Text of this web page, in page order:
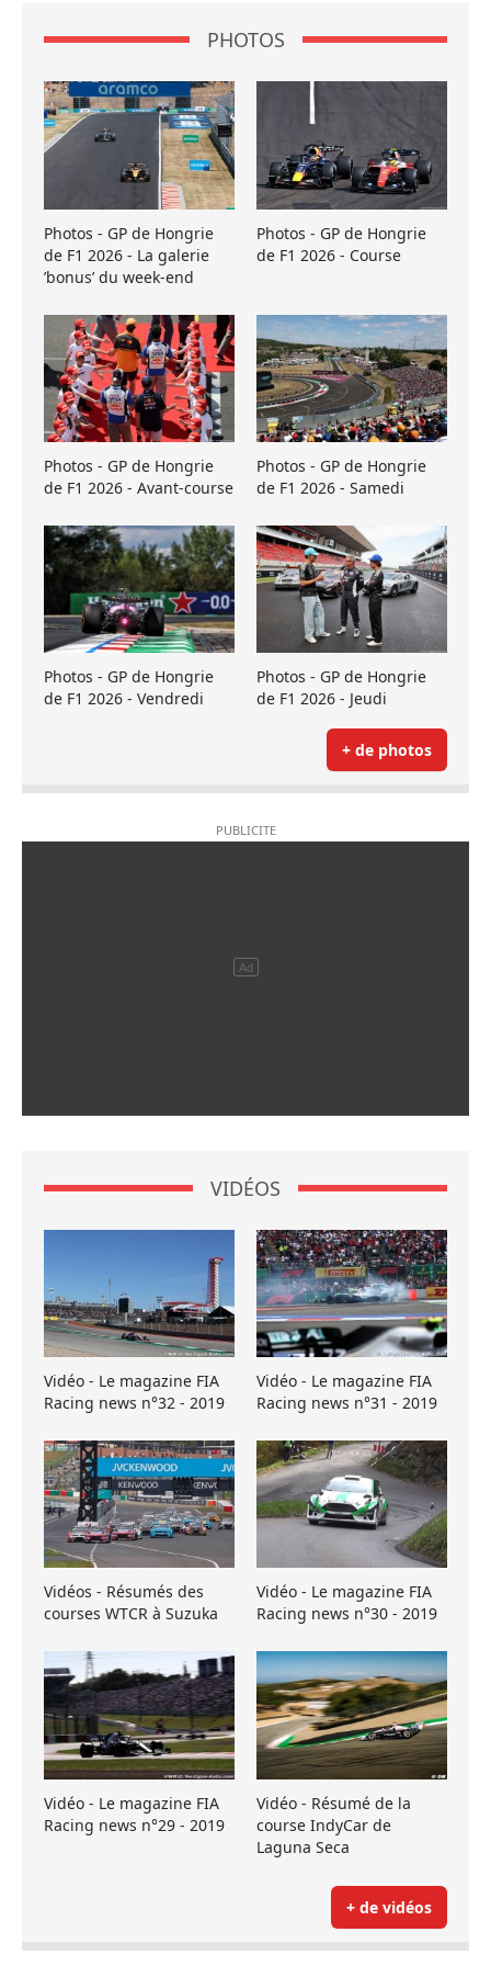
PHOTOS
Photos - GP de Hongrie
de F1 2026 - La galerie
’bonus’ du week-end
Photos - GP de Hongrie
de F1 2026 - Course
Photos - GP de Hongrie
de F1 2026 - Avant-course
Photos - GP de Hongrie
de F1 2026 - Samedi
Photos - GP de Hongrie
de F1 2026 - Vendredi
Photos - GP de Hongrie
de F1 2026 - Jeudi
+ de photos
VIDÉOS
Vidéo - Le magazine FIA
Racing news n°32 - 2019
Vidéo - Le magazine FIA
Racing news n°31 - 2019
Vidéos - Résumés des
courses WTCR à Suzuka
Vidéo - Le magazine FIA
Racing news n°30 - 2019
Vidéo - Le magazine FIA
Racing news n°29 - 2019
Vidéo - Résumé de la
course IndyCar de
Laguna Seca
+ de vidéos